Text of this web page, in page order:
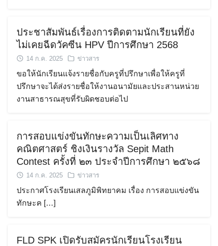
ประชาสัมพันธ์เรื่องการติดตามนักเรียนที่ยัง
ไม่เคยฉีดวัคซีน HPV ปีการศึกษา 2568
14 ก.ค. 2025 ข่าวสาร
ขอให้นักเรียนแจ้งรายชื่อกับครูที่ปรึกษาเพื่อให้ครูที่
ปรึกษาจะได้ส่งรายชื่อให้งานอนามัยและประสานหน่วย
งานสาธารณสุขที่รับผิดชอบต่อไป
การสอบแข่งขันทักษะความเป็นเลิศทาง
คณิตศาสตร์ ชิงเงินรางวัล Sepit Math
Contest ครั้งที่ ๒๓ ประจำปีการศึกษา ๒๕๖๘
14 ก.ค. 2025 ข่าวสาร
ประกาศโรงเรียนเสลภูมิพิทยาคม เรื่อง การสอบแข่งขัน
ทักษะค […]
FLD SPK เปิดรับสมัครนักเรียนโรงเรียน